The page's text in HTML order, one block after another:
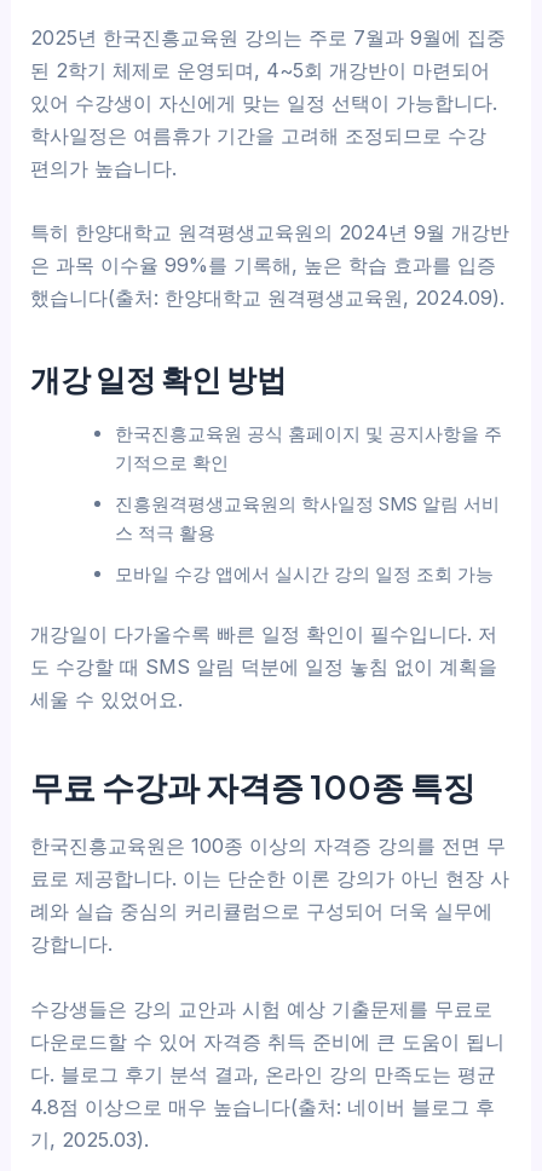
2025년 한국진흥교육원 강의는 주로 7월과 9월에 집중
된 2학기 체제로 운영되며, 4~5회 개강반이 마련되어
있어 수강생이 자신에게 맞는 일정 선택이 가능합니다.
학사일정은 여름휴가 기간을 고려해 조정되므로 수강
편의가 높습니다.
특히 한양대학교 원격평생교육원의 2024년 9월 개강반
은 과목 이수율 99%를 기록해, 높은 학습 효과를 입증
했습니다(출처: 한양대학교 원격평생교육원, 2024.09).
개강 일정 확인 방법
한국진흥교육원 공식 홈페이지 및 공지사항을 주
기적으로 확인
진흥원격평생교육원의 학사일정 SMS 알림 서비
스 적극 활용
모바일 수강 앱에서 실시간 강의 일정 조회 가능
개강일이 다가올수록 빠른 일정 확인이 필수입니다. 저
도 수강할 때 SMS 알림 덕분에 일정 놓침 없이 계획을
세울 수 있었어요.
무료 수강과 자격증 100종 특징
한국진흥교육원은 100종 이상의 자격증 강의를 전면 무
료로 제공합니다. 이는 단순한 이론 강의가 아닌 현장 사
례와 실습 중심의 커리큘럼으로 구성되어 더욱 실무에
강합니다.
수강생들은 강의 교안과 시험 예상 기출문제를 무료로
다운로드할 수 있어 자격증 취득 준비에 큰 도움이 됩니
다. 블로그 후기 분석 결과, 온라인 강의 만족도는 평균
4.8점 이상으로 매우 높습니다(출처: 네이버 블로그 후
기, 2025.03).